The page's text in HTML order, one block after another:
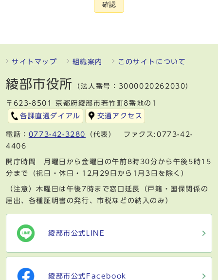
確認
サイトマップ 組織案内 このサイトについて
綾部市役所 （法人番号：3000020262030）
〒623-8501 京都府綾部市若竹町8番地の1
各課直通ダイアル
交通アクセス
電話： 0773-42-3280
（代表） ファクス:0773-42-
4406
開庁時間 月曜日から金曜日の午前8時30分から午後5時15
分まで（祝日・休日・12月29日から1月3日を除く）
（注意）木曜日は午後7時まで窓口延長（戸籍・国保関係の
届出、各種証明書の発行、市税などの納入のみ）
綾部市公式LINE
綾部市公式Facebook